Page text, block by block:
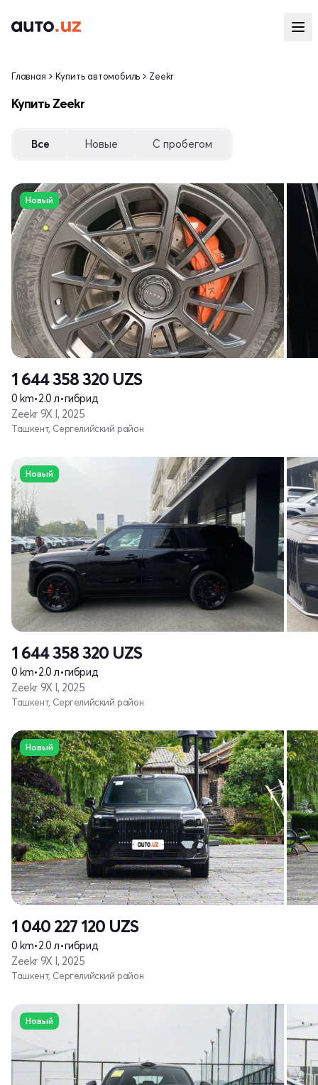
Главная Купить автомобиль Zeekr
Купить Zeekr
Все Новые С пробегом
Новый
1 644 358 320 UZS
0 km•2.0 л•гибрид
Zeekr 9X I, 2025
Ташкент, Сергелийский район
Новый
1 644 358 320 UZS
0 km•2.0 л•гибрид
Zeekr 9X I, 2025
Ташкент, Сергелийский район
Новый
1 040 227 120 UZS
0 km•2.0 л•гибрид
Zeekr 9X I, 2025
Ташкент, Сергелийский район
Новый